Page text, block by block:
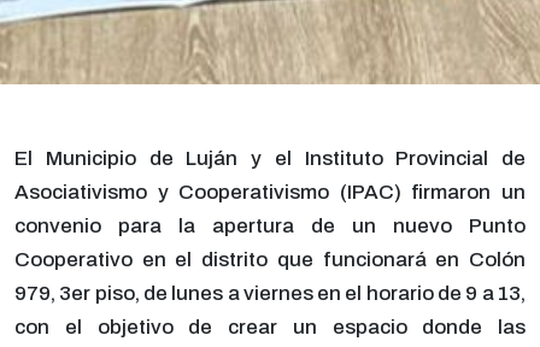
El Municipio de Luján y el Instituto Provincial de
Asociativismo y Cooperativismo (IPAC) firmaron un
convenio para la apertura de un nuevo Punto
Cooperativo en el distrito que funcionará en Colón
979, 3er piso, de lunes a viernes en el horario de 9 a 13,
con el objetivo de crear un espacio donde las